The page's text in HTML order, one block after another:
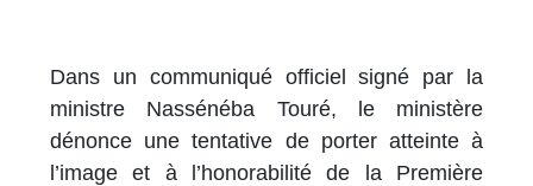
Dans un communiqué officiel signé par la
ministre Nassénéba Touré, le ministère
dénonce une tentative de porter atteinte à
l’image et à l’honorabilité de la Première